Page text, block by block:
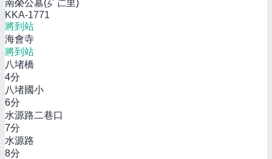
南榮公墓(英仁里)
KKA-1771
將到站
海會寺
將到站
八堵橋
4分
八堵國小
6分
水源路二巷口
7分
水源路
8分